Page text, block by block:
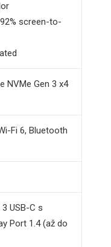
screen-to-
NVMe Gen 3 x4
Fi 6, Bluetooth
USB-C s
Port 1.4 (až do